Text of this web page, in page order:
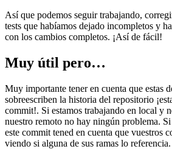
Así que podemos seguir trabajando,
tests que habíamos dejado incompletos y
con los cambios completos. ¡Así de fácil!
Muy útil pero…
Muy importante tener en cuenta que estas
sobreescriben la historia del repositorio
commit!. Si estamos trabajando en local y
nuestro remoto no hay ningún problema.
este commit tened en cuenta que vuestros
viendo si alguna de sus ramas lo referencia.